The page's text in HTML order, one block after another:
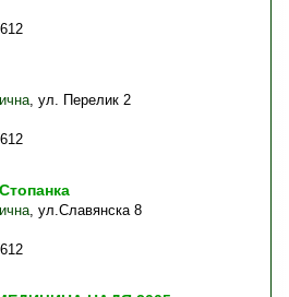
,ул. Перелик 2
,ул.Славянска 8